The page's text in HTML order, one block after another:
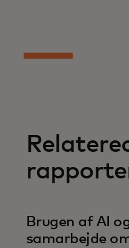
Brugen af AI
samarbejde